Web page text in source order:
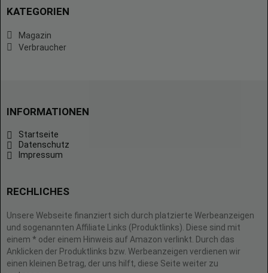
KATEGORIEN
Magazin
Verbraucher
INFORMATIONEN
Startseite
Datenschutz
Impressum
RECHLICHES
Unsere Webseite finanziert sich durch platzierte Werbeanzeigen
und sogenannten Affiliate Links (Produktlinks). Diese sind mit
einem * oder einem Hinweis auf Amazon verlinkt. Durch das
Anklicken der Produktlinks bzw. Werbeanzeigen verdienen wir
einen kleinen Betrag, der uns hilft, diese Seite weiter zu